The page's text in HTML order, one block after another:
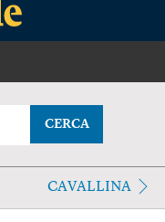
CERCA
CAVALLINA